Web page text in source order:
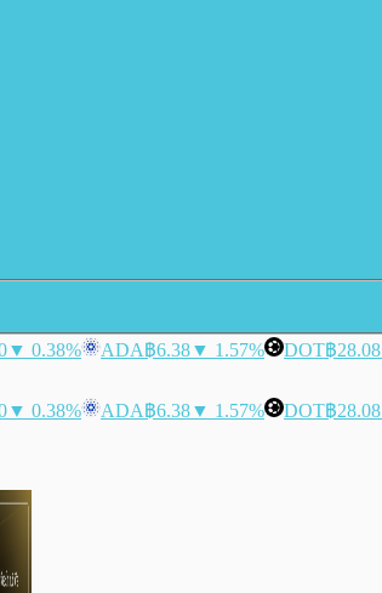
▼ 0.38% ADA฿6.38▼ 1.57% DOT฿28.08
▼ 0.38% ADA฿6.38▼ 1.57% DOT฿28.08